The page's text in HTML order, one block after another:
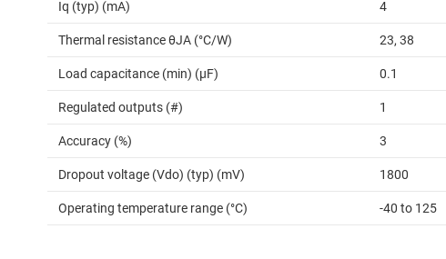
Iq (typ) (mA) 4
Thermal resistance θJA (°C/W) 23, 38
Load capacitance (min) (µF) 0.1
Regulated outputs (#) 1
Accuracy (%) 3
Dropout voltage (Vdo) (typ) (mV) 1800
Operating temperature range (°C) -40 to 125